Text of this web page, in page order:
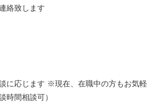
絡致します
に応じます ※現在、在職中の方もお気軽
時間相談可）